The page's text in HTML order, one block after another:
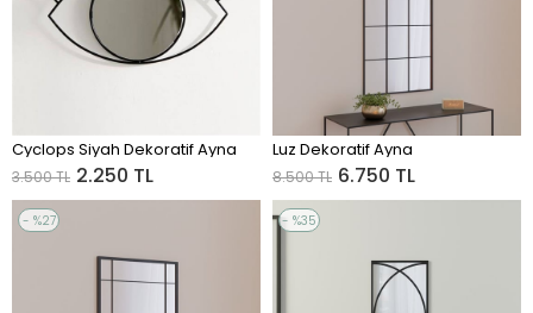
ADD TO CART
Cyclops Siyah Dekoratif Ayna
2.250 TL
3.500 TL
ADD TO CART
Luz Dekoratif Ayna
6.750 TL
8.500 TL
%27
%35